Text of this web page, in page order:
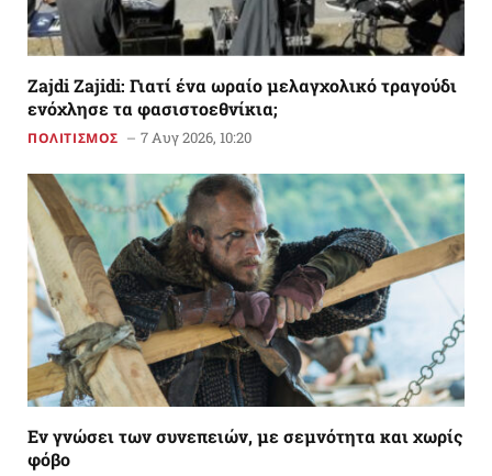
Zajdi Ζajidi: Γιατί ένα ωραίο μελαγχολικό τραγούδι
ενόχλησε τα φασιστοεθνίκια;
ΠΟΛΙΤΙΣΜΟΣ 7 Αυγ 2026, 10:20
Εν γνώσει των συνεπειών, με σεμνότητα και χωρίς
φόβο